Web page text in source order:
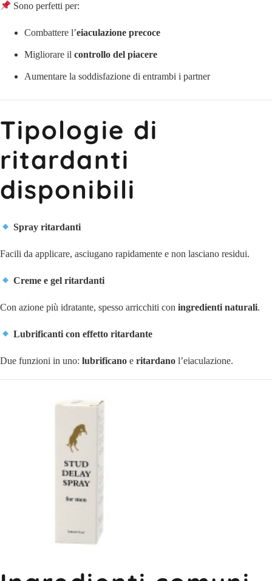
Sono perfetti per:
Combattere l’eiaculazione precoce
Migliorare il controllo del piacere
Aumentare la soddisfazione di entrambi i partner
Tipologie di
ritardanti
disponibili
Spray ritardanti
Facili da applicare, asciugano rapidamente e non lasciano residui.
Creme e gel ritardanti
Con azione più idratante, spesso arricchiti con ingredienti naturali.
Lubrificanti con effetto ritardante
Due funzioni in uno: lubrificano e ritardano l’eiaculazione.